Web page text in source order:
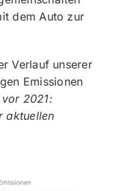
dem Auto zur
Verlauf unserer
Emissionen
2021:
aktuellen